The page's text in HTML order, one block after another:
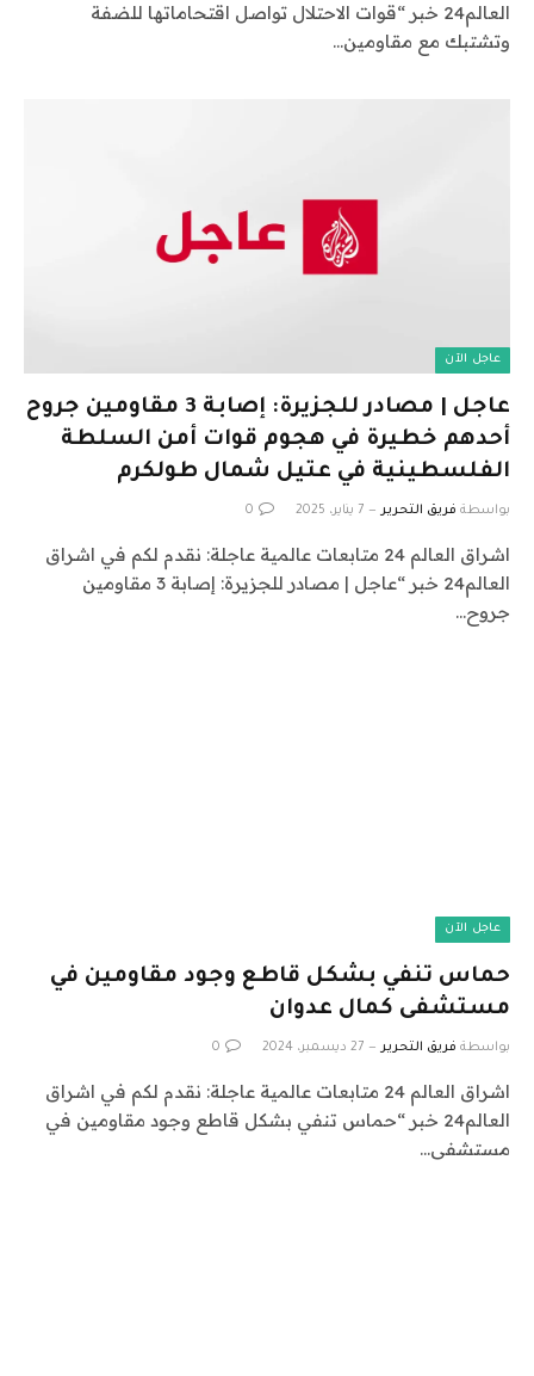
العالم24 خبر “قوات الاحتلال تواصل اقتحاماتها للضفة
وتشتبك مع مقاومين…
عاجل الآن
عاجل | مصادر للجزيرة: إصابة 3 مقاومين جروح
أحدهم خطيرة في هجوم قوات أمن السلطة
الفلسطينية في عتيل شمال طولكرم
بواسطة فريق التحرير 7 يناير، 2025 0
اشراق العالم 24 متابعات عالمية عاجلة: نقدم لكم في اشراق
العالم24 خبر “عاجل | مصادر للجزيرة: إصابة 3 مقاومين
جروح…
عاجل الآن
حماس تنفي بشكل قاطع وجود مقاومين في
مستشفى كمال عدوان
بواسطة فريق التحرير 27 ديسمبر، 2024 0
اشراق العالم 24 متابعات عالمية عاجلة: نقدم لكم في اشراق
العالم24 خبر “حماس تنفي بشكل قاطع وجود مقاومين في
مستشفى…